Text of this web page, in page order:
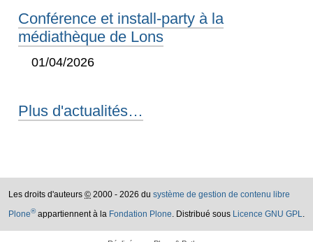
Conférence et install-party à la
médiathèque de Lons
01/04/2026
Plus d'actualités…
Les droits d'auteurs © 2000 - 2026 du système de gestion de contenu libre
Plone®appartiennent à la Fondation Plone. Distribué sous Licence GNU GPL.